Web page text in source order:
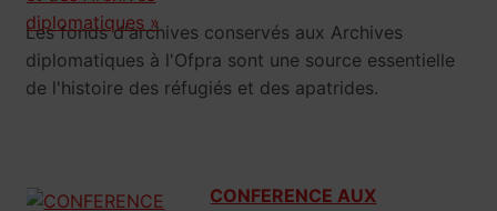
Les fonds d'archives conservés aux Archives
diplomatiques à l'Ofpra sont une source essentielle
de l'histoire des réfugiés et des apatrides.
CONFERENCE AUX